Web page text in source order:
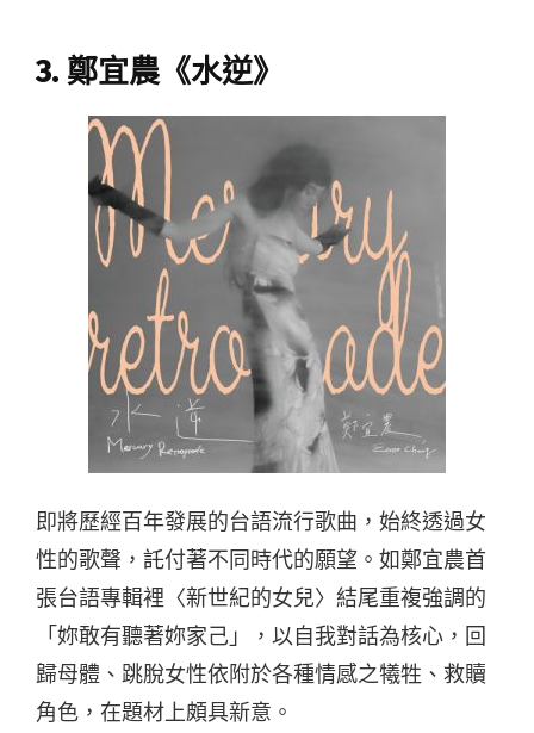
3. 鄭宜農《水逆》
即將歷經百年發展的台語流行歌曲，始終透過女
性的歌聲，託付著不同時代的願望。如鄭宜農首
張台語專輯裡〈新世紀的女兒〉結尾重複強調的
「妳敢有聽著妳家己」，以自我對話為核心，回
歸母體、跳脫女性依附於各種情感之犧牲、救贖
角色，在題材上頗具新意。